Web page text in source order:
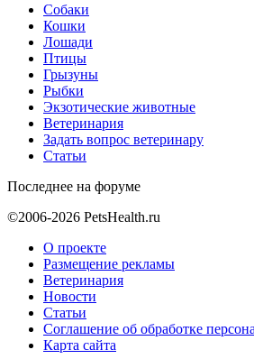
Собаки
Кошки
Лошади
Птицы
Грызуны
Рыбки
Экзотические животные
Ветеринария
Задать вопрос ветеринару
Статьи
Последнее на форуме
©2006-2026 PetsHealth.ru
О проекте
Размещение рекламы
Ветеринария
Новости
Статьи
Соглашение об обработке
Карта сайта